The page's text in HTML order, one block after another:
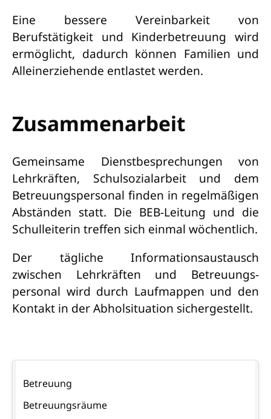
Eine bessere Vereinbarkeit von
Berufstätigkeit und Kinderbetreuung wird
ermöglicht, dadurch können Familien und
Alleinerziehende entlastet werden.
Zusammenarbeit
Gemeinsame Dienstbesprechungen von
Lehrkräften, Schulsozialarbeit und dem
Betreuungspersonal finden in regelmäßigen
Abständen statt. Die BEB-Leitung und die
Schulleiterin treffen sich einmal wöchentlich.
Der tägliche Informationsaustausch
zwischen Lehrkräften und Betreuungs-
personal wird durch Laufmappen und den
Kontakt in der Abholsituation sichergestellt.
überspringen
Betreuung
Betreuungsräume